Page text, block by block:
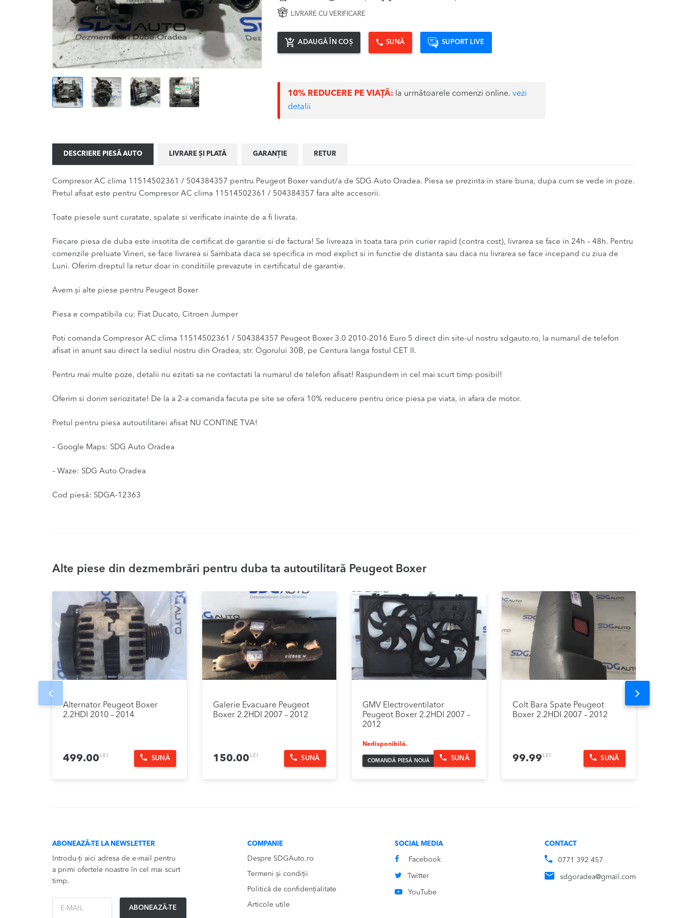
LIVRARE CU VERIFICARE
ADAUGĂ ÎN COȘ SUNĂ SUPORT LIVE
10% REDUCERE PE VIAȚĂ: la următoarele comenzi online.vezi
detalii
DESCRIERE PIESĂ AUTO LIVRARE ȘI PLATĂ GARANȚIE RETUR
Compresor AC clima 11514502361 / 504384357 pentru Peugeot Boxer vandut/a de SDG Auto Oradea. Piesa se prezinta in stare buna, dupa cum se vede in poze.
Pretul afisat este pentru Compresor AC clima 11514502361 / 504384357 fara alte accesorii.
Toate piesele sunt curatate, spalate si verificate inainte de a fi livrata.
Fiecare piesa de duba este insotita de certificat de garantie si de factura! Se livreaza in toata tara prin curier rapid (contra cost), livrarea se face in 24h – 48h. Pentru
comenzile preluate Vineri, se face livrarea si Sambata daca se specifica in mod explict si in functie de distanta sau daca nu livrarea se face incepand cu ziua de
Luni. Oferim dreptul la retur doar in conditiile prevazute in certificatul de garantie.
Avem și alte piese pentru Peugeot Boxer
Piesa e compatibila cu: Fiat Ducato, Citroen Jumper
Poti comanda Compresor AC clima 11514502361 / 504384357 Peugeot Boxer 3.0 2010-2016 Euro 5 direct din site-ul nostru sdgauto.ro, la numarul de telefon
afisat in anunt sau direct la sediul nostru din Oradea, str. Ogorului 30B, pe Centura langa fostul CET II.
Pentru mai multe poze, detalii nu ezitati sa ne contactati la numarul de telefon afisat! Raspundem in cel mai scurt timp posibil!
Oferim si dorim seriozitate! De la a 2-a comanda facuta pe site se ofera 10% reducere pentru orice piesa pe viata, in afara de motor.
Pretul pentru piesa autoutilitarei afisat NU CONTINE TVA!
– Google Maps: SDG Auto Oradea
– Waze: SDG Auto Oradea
Cod piesă: SDGA-12363
Alte piese din dezmembrări pentru duba ta autoutilitară Peugeot Boxer
Alternator Peugeot Boxer
2.2HDI 2010 – 2014
499.00 LEI SUNĂ
Galerie Evacuare Peugeot
Boxer 2.2HDI 2007 – 2012
150.00 LEI SUNĂ
GMV Electroventilator
Peugeot Boxer 2.2HDI 2007 –
2012
Nedisponibilă.
COMANDĂ PIESĂ NOUĂ SUNĂ
Colt Bara Spate Peugeot
Boxer 2.2HDI 2007 – 2012
99.99 LEI SUNĂ
Prev Next
ABONEAZĂ-TE LA NEWSLETTER
Introdu-ți aici adresa de e-mail pentru
a primi ofertele noastre în cel mai scurt
timp.
ABONEAZĂ-TE
COMPANIE
Despre SDGAuto.ro
Termeni și condiții
Politică de confidențialitate
Articole utile
SOCIAL MEDIA
Facebook
Twitter
YouTube
CONTACT
0771 392 457
sdgoradea@gmail.com